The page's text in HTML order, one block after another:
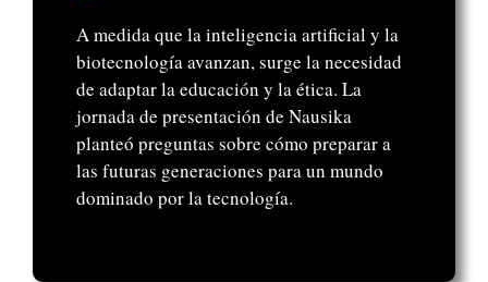
A medida que la inteligencia artificial y la
biotecnología avanzan, surge la necesidad
de adaptar la educación y la ética. La
jornada de presentación de Nausika
planteó preguntas sobre cómo preparar a
las futuras generaciones para un mundo
dominado por la tecnología.